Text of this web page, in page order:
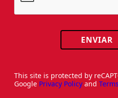
ENVIAR
This site is protected by
Google Privacy Policy and